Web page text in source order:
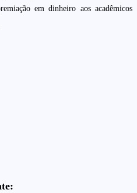
em dinheiro aos acadêmicos